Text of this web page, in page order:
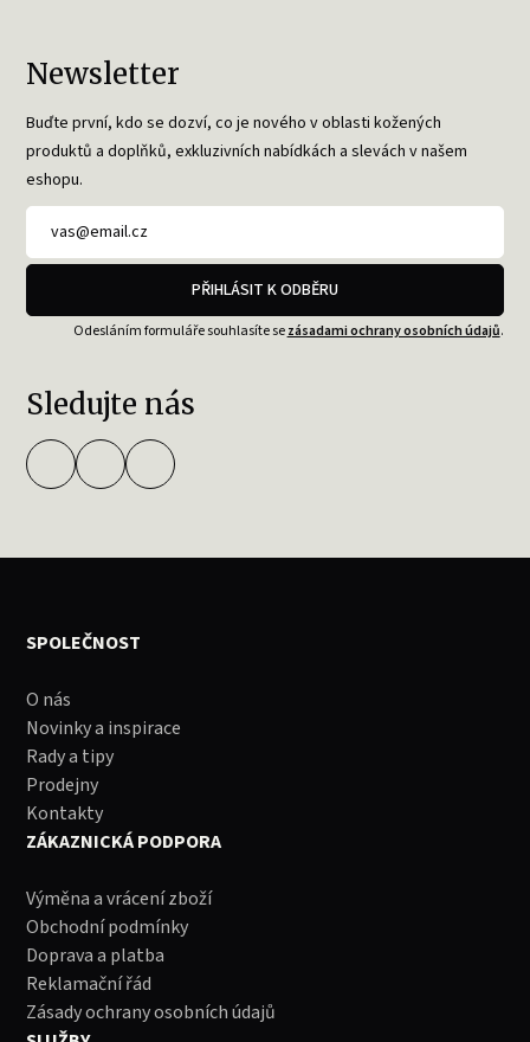
Newsletter
Buďte první, kdo se dozví, co je nového v oblasti kožených
produktů a doplňků, exkluzivních nabídkách a slevách v našem
eshopu.
PŘIHLÁSIT K ODBĚRU
Odesláním formuláře souhlasíte sezásadami ochrany osobních údajů.
Sledujte nás
SPOLEČNOST
O nás
Novinky a inspirace
Rady a tipy
Prodejny
Kontakty
ZÁKAZNICKÁ PODPORA
Výměna a vrácení zboží
Obchodní podmínky
Doprava a platba
Reklamační řád
Zásady ochrany osobních údajů